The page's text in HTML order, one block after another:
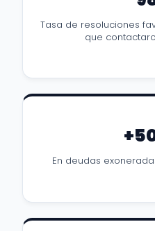
Tasa de resoluciones
que
En deudas